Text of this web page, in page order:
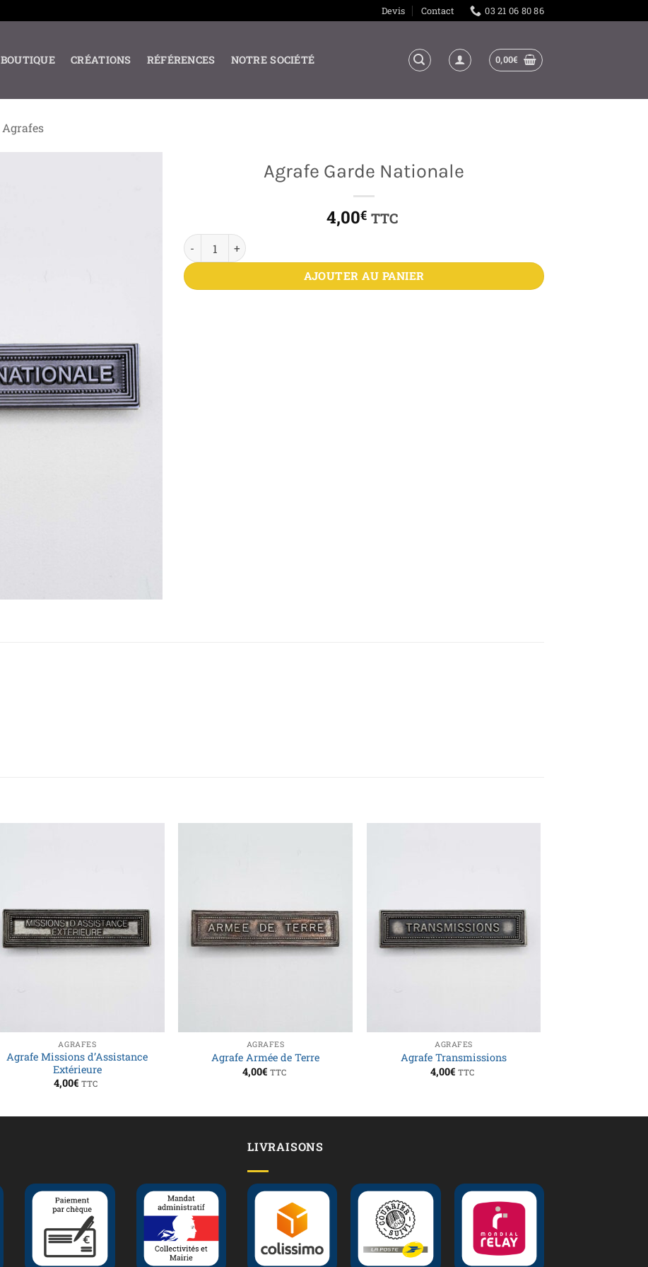
Devis Contact 03 21 06 80 86
BOUTIQUE CRÉATIONS RÉFÉRENCES NOTRE SOCIÉTÉ 0,00€
Agrafes
Agrafe Garde Nationale
4,00€ TTC
quantité de Agrafe Garde Nationale
AJOUTER AU PANIER
AGRAFES
Agrafe Missions d’Assistance
Extérieure
4,00€ TTC
AGRAFES
Agrafe Armée de Terre
4,00€ TTC
AGRAFES
Agrafe Transmissions
4,00€ TTC
LIVRAISONS